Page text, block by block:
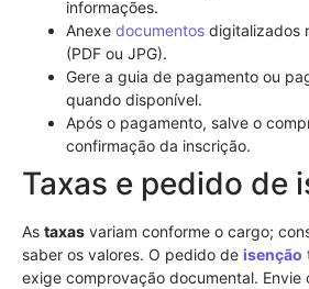
informações.
Anexe documentos digitalizados
(PDF ou JPG).
Gere a guia de pagamento ou
quando disponível.
Após o pagamento, salve o
confirmação da inscrição.
Taxas e pedido de
As taxas variam conforme o cargo;
saber os valores. O pedido de isenção
exige comprovação documental. Envie